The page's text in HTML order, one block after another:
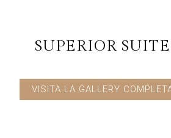
SUPERIOR SUITE
VISITA LA GALLERY